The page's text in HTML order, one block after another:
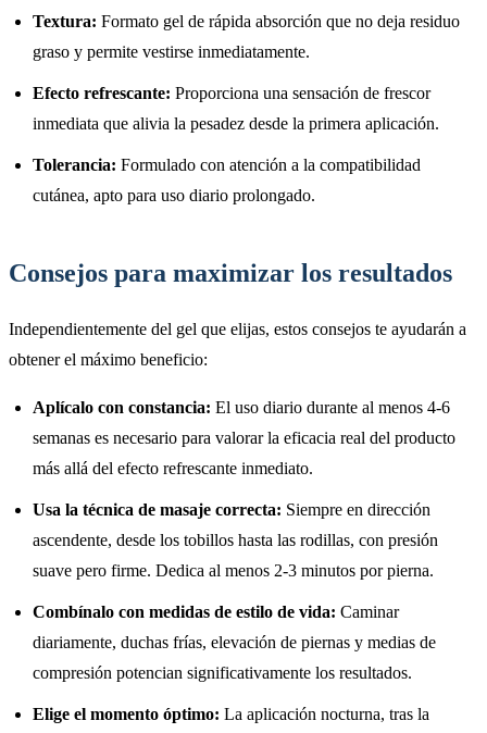
Textura: Formato gel de rápida absorción que no deja residuo
graso y permite vestirse inmediatamente.
Efecto refrescante: Proporciona una sensación de frescor
inmediata que alivia la pesadez desde la primera aplicación.
Tolerancia: Formulado con atención a la compatibilidad
cutánea, apto para uso diario prolongado.
Consejos para maximizar los resultados
Independientemente del gel que elijas, estos consejos te ayudarán a
obtener el máximo beneficio:
Aplícalo con constancia: El uso diario durante al menos 4-6
semanas es necesario para valorar la eficacia real del producto
más allá del efecto refrescante inmediato.
Usa la técnica de masaje correcta: Siempre en dirección
ascendente, desde los tobillos hasta las rodillas, con presión
suave pero firme. Dedica al menos 2-3 minutos por pierna.
Combínalo con medidas de estilo de vida: Caminar
diariamente, duchas frías, elevación de piernas y medias de
compresión potencian significativamente los resultados.
Elige el momento óptimo: La aplicación nocturna, tras la